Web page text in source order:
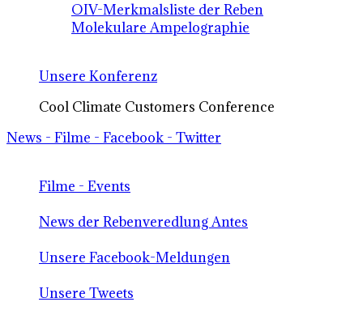
OIV-Merkmalsliste der Reben
Molekulare Ampelographie
Unsere Konferenz
Cool Climate Customers Conference
News - Filme - Facebook - Twitter
Filme - Events
News der Rebenveredlung Antes
Unsere Facebook-Meldungen
Unsere Tweets